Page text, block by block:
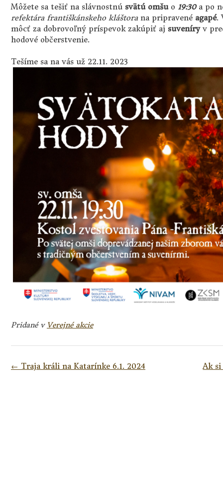
Môžete sa tešiť na slávnostnú svätú omšuo 19:30a po
refektára františkánskeho kláštorana pripravené agapé.
môcť za dobrovoľný príspevok zakúpiť aj suveníryv
hodové občerstvenie.
Tešíme sa na vás už 22.11. 2023
Pridané v Verejné akcie
Navigácia
Ak si
← Traja králi na Katarínke 6.1. 2024